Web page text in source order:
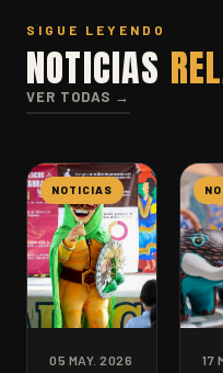
SIGUE LEYENDO
NOTICIAS
VER TODAS →
NOTICIAS
05 MAY. 2026 17